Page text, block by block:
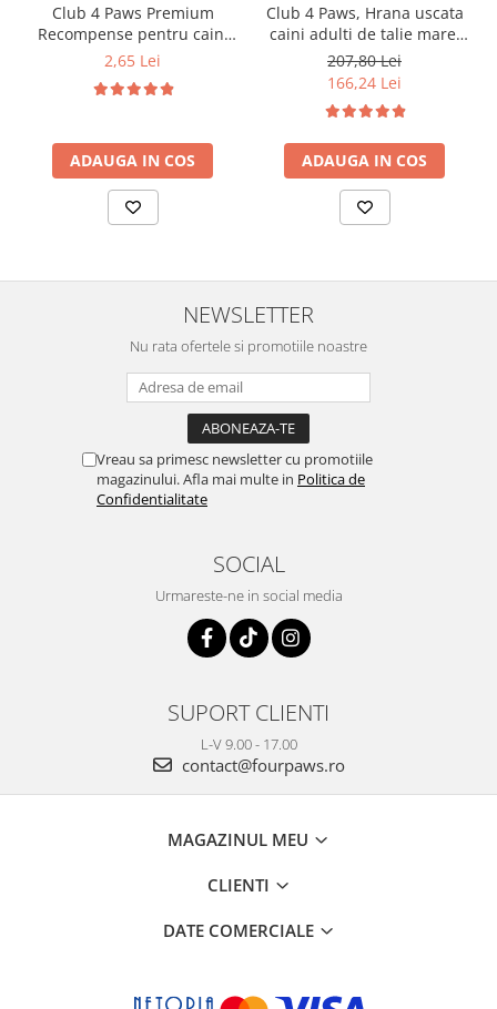
Club 4 Paws Premium
Recompense pentru caini
stick cu vita, 12g
2,65 Lei
ADAUGA IN COS
Club 4 Paws, Hrana uscata
caini adulti de talie mare,
pui, 14kg
207,80 Lei
166,24 Lei
ADAUGA IN COS
NEWSLETTER
Nu rata ofertele si promotiile noastre
Vreau sa primesc newsletter cu promotiile
magazinului. Afla mai multe in Politica de
Confidentialitate
SOCIAL
Urmareste-ne in social media
SUPORT CLIENTI
L-V 9.00 - 17.00
contact@fourpaws.ro
MAGAZINUL MEU
CLIENTI
DATE COMERCIALE